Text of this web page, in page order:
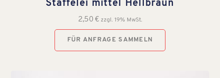
Staffelei mittel Hellbraun
2,50 € zzgl. 19% MwSt.
FÜR ANFRAGE SAMMELN